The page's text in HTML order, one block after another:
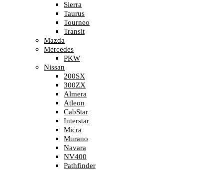
Sierra
Taurus
Tourneo
Transit
Mazda
Mercedes
PKW
Nissan
200SX
300ZX
Almera
Atleon
CabStar
Interstar
Micra
Murano
Navara
NV400
Pathfinder